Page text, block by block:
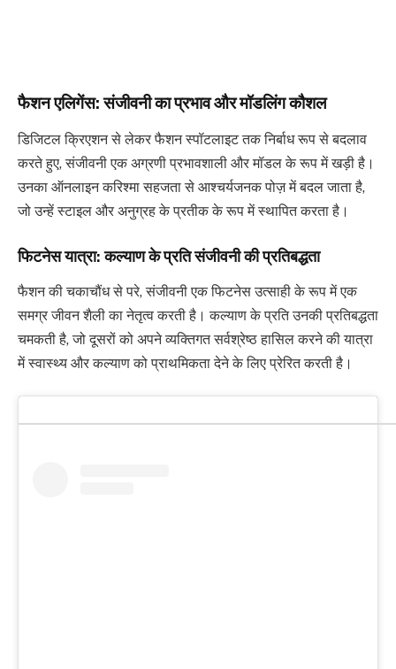
फैशन एलिगेंस: संजीवनी का प्रभाव और मॉडलिंग कौशल
डिजिटल क्रिएशन से लेकर फैशन स्पॉटलाइट तक निर्बाध रूप से बदलाव
करते हुए, संजीवनी एक अग्रणी प्रभावशाली और मॉडल के रूप में खड़ी है।
उनका ऑनलाइन करिश्मा सहजता से आश्चर्यजनक पोज़ में बदल जाता है,
जो उन्हें स्टाइल और अनुग्रह के प्रतीक के रूप में स्थापित करता है।
फिटनेस यात्रा: कल्याण के प्रति संजीवनी की प्रतिबद्धता
फैशन की चकाचौंध से परे, संजीवनी एक फिटनेस उत्साही के रूप में एक
समग्र जीवन शैली का नेतृत्व करती है। कल्याण के प्रति उनकी प्रतिबद्धता
चमकती है, जो दूसरों को अपने व्यक्तिगत सर्वश्रेष्ठ हासिल करने की यात्रा
में स्वास्थ्य और कल्याण को प्राथमिकता देने के लिए प्रेरित करती है।